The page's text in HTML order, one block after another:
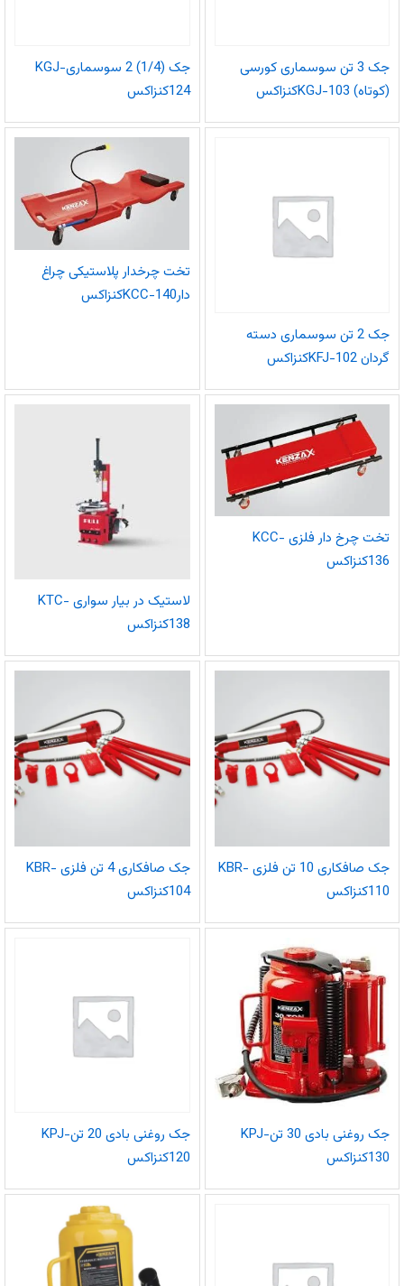
جک 3 تن سوسماری کورسی
(کوتاه) KGJ-103کنزاکس
جک (1/4) 2 سوسماریKGJ-
124کنزاکس
جک 2 تن سوسماری دسته
گردان KFJ-102کنزاکس
تخت چرخدار پلاستیکی چراغ
دارKCC-140کنزاکس
تخت چرخ دار فلزی KCC-
136کنزاکس
لاستیک در بیار سواری KTC-
138کنزاکس
جک صافکاری 10 تن فلزی KBR-
110کنزاکس
جک صافکاری 4 تن فلزی KBR-
104کنزاکس
جک روغنی بادی 30 تنKPJ-
130کنزاکس
جک روغنی بادی 20 تنKPJ-
120کنزاکس